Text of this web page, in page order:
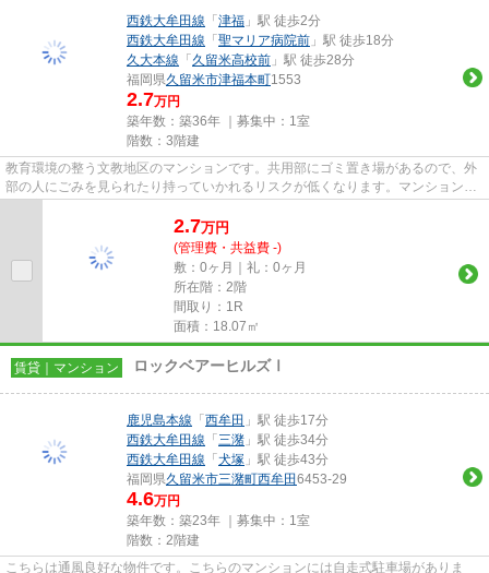
西鉄大牟田線 「津福 」駅 徒歩2分
西鉄大牟田線 「聖マリア病院前 」駅 徒歩18分
久大本線 「久留米高校前 」駅 徒歩28分
福岡県久留米市津福本町1553
2.7万円
築年数：築36年 ｜募集中： 1室
階数：3階建
教育環境の整う文教地区のマンションです。共用部にゴミ置き場があるので、外
部の人にごみを見られたり持っていかれるリスクが低くなります。マンションは
通風良好な空間です。こちら...
2.7万円
(管理費・共益費 -)
敷：0ヶ月｜礼：0ヶ月
所在階：2階
間取り：1R
面積：18.07㎡
賃貸｜マンション ロックベアーヒルズⅠ
鹿児島本線 「西牟田 」駅 徒歩17分
西鉄大牟田線 「三潴 」駅 徒歩34分
西鉄大牟田線 「犬塚 」駅 徒歩43分
福岡県久留米市三潴町西牟田6453-29
4.6万円
築年数：築23年 ｜募集中： 1室
階数：2階建
こちらは通風良好な物件です。こちらのマンションには自走式駐車場がありま